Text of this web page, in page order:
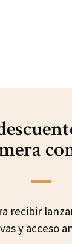
recibir
y acceso